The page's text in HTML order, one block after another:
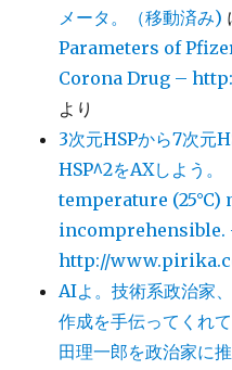
メータ。（移動済み)
Parameters of
Corona Drug –
より
3次元HSPから7次元
HSP^2をAXしよう。
temperature
incomprehensible.
http://
AIよ。技術系政治家
作成を手伝ってくれて
田理一郎を政治家に